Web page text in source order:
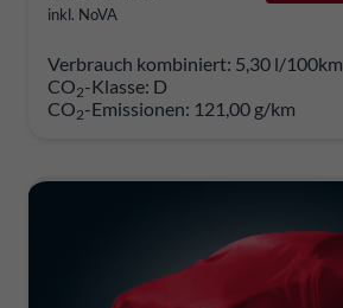
inkl. NoVA
Verbrauch kombiniert: 5,30 l/100km
CO2-Klasse: D
CO2-Emissionen: 121,00 g/km